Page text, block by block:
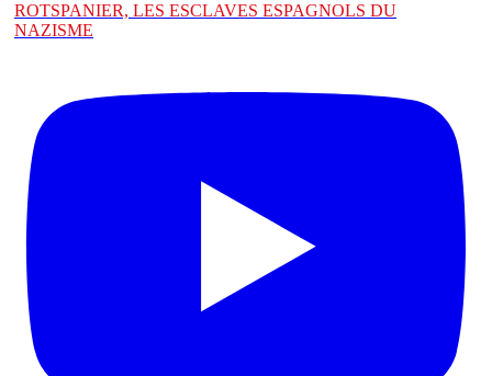
ROTSPANIER, LES ESCLAVES ESPAGNOLS DU
NAZISME